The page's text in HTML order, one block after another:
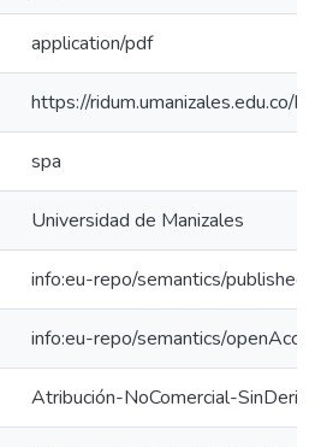
application/pdf
https://
spa
Universidad de Manizales
info:eu-repo/semantics/
info:eu-repo/semantics/
Atribución-NoComercial-